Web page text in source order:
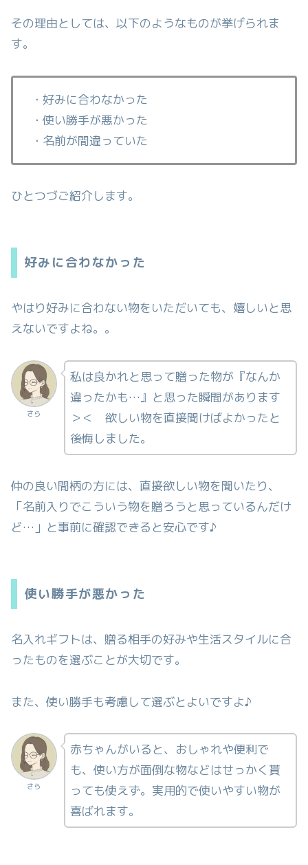
その理由としては、以下のようなものが挙げられま
す。
・好みに合わなかった
・使い勝手が悪かった
・名前が間違っていた
ひとつづご紹介します。
好みに合わなかった
やはり好みに合わない物をいただいても、嬉しいと思
えないですよね。。
さら
私は良かれと思って贈った物が『なんか
違ったかも…』と思った瞬間があります
＞＜ 欲しい物を直接聞けばよかったと
後悔しました。
仲の良い間柄の方には、直接欲しい物を聞いたり、
「名前入りでこういう物を贈ろうと思っているんだけ
ど…」と事前に確認できると安心です♪
使い勝手が悪かった
名入れギフトは、贈る相手の好みや生活スタイルに合
ったものを選ぶことが大切です。
また、使い勝手も考慮して選ぶとよいですよ♪
さら
赤ちゃんがいると、おしゃれや便利で
も、使い方が面倒な物などはせっかく貰
っても使えず。実用的で使いやすい物が
喜ばれます。